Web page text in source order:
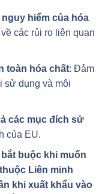
hiểm của hóa
các rủi ro liên quan
toàn hóa chất: Đảm
sử dụng và môi
các mục đích sử
của EU.
buộc khi muốn
Liên minh
khi xuất khẩu vào